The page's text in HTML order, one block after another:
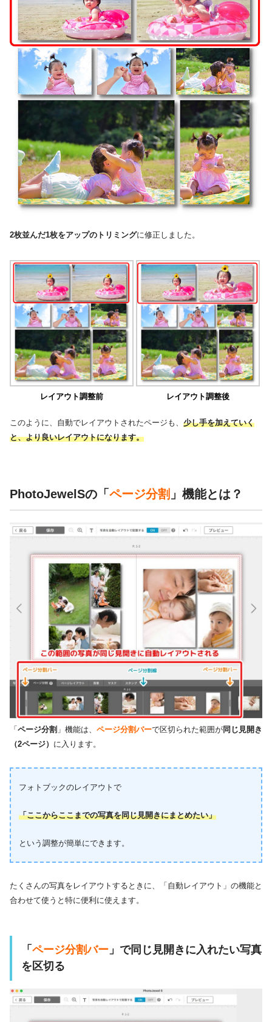
2枚並んだ1枚をアップのトリミングに修正しました。
レイアウト調整前 レイアウト調整後
このように、自動でレイアウトされたページも、 少し手を加えていく
と、より良いレイアウトになります。
PhotoJewelSの「 ページ分割 」機能とは？
「 ページ分割 」機能は、 ページ分割バーで区切られた範囲が同じ見開き
（2ページ） に入ります。
フォトブックのレイアウトで
「ここからここまでの写真を同じ見開きにまとめたい」
という調整が簡単にできます。
たくさんの写真をレイアウトするときに、「自動レイアウト」の機能と
合わせて使うと特に便利に使えます。
「 ページ分割バー 」で同じ見開きに入れたい写真
を区切る